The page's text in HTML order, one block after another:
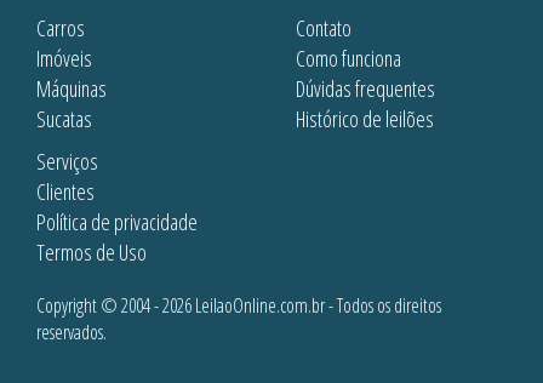
Carros
Imóveis
Máquinas
Sucatas
Contato
Como funciona
Dúvidas frequentes
Histórico de leilões
Serviços
Clientes
Política de privacidade
Termos de Uso
Copyright © 2004 - 2026 LeilaoOnline.com.br - Todos os direitos
reservados.